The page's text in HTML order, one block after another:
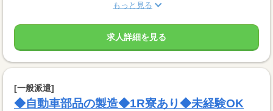
もっと見る
求人詳細を見る
[一般派遣]
◆自動車部品の製造◆1R寮あり◆未経験OK